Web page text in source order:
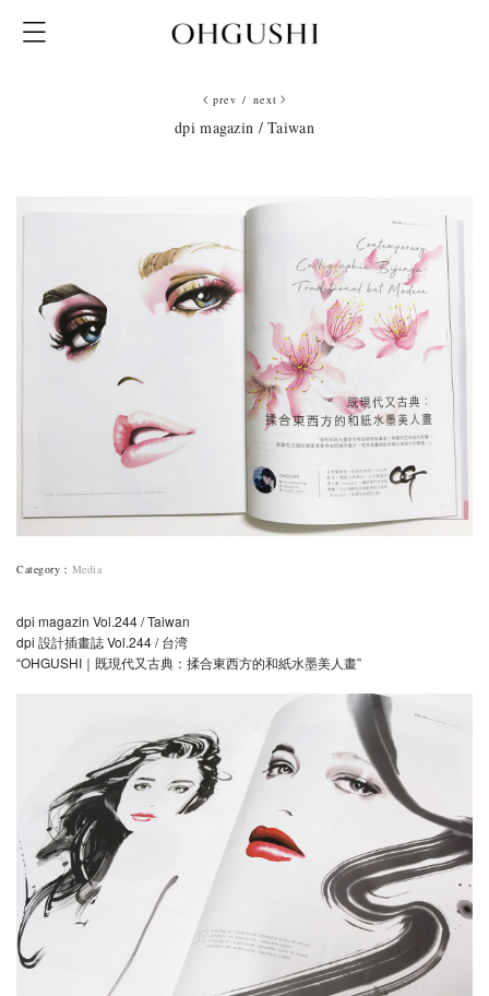
prev / next
dpi magazin / Taiwan
Category ： Media
dpi magazin Vol.244 / Taiwan
dpi 設計插畫誌 Vol.244 / 台湾
“OHGUSHI｜既現代又古典：揉合東西方的和紙水墨美人畫”